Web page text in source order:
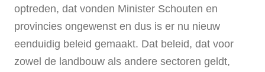
optreden, dat vonden Minister Schouten en
provincies ongewenst en dus is er nu nieuw
eenduidig beleid gemaakt. Dat beleid, dat voor
zowel de landbouw als andere sectoren geldt,